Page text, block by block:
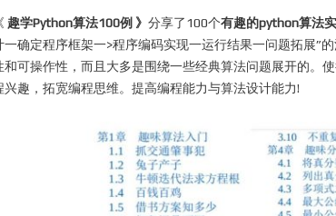
《 趣学Python算法100例 》 分享了100个有趣的python算法
一确定程序框架一>程序编码实现一运行结果一问题拓展”
和可操作性，而且大多是围绕一些经典算法问题展开的。
兴趣，拓宽编程思维。提高编程能力与算法设计能力!